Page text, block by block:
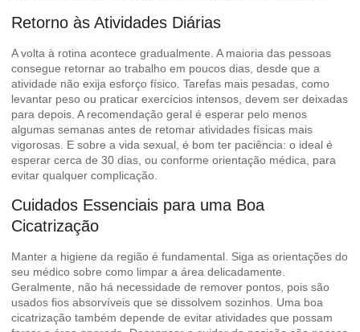
Retorno às Atividades Diárias
A volta à rotina acontece gradualmente. A maioria das pessoas
consegue retornar ao trabalho em poucos dias, desde que a
atividade não exija esforço físico. Tarefas mais pesadas, como
levantar peso ou praticar exercícios intensos, devem ser deixadas
para depois. A recomendação geral é esperar pelo menos
algumas semanas antes de retomar atividades físicas mais
vigorosas. E sobre a vida sexual, é bom ter paciência: o ideal é
esperar cerca de 30 dias, ou conforme orientação médica, para
evitar qualquer complicação.
Cuidados Essenciais para uma Boa
Cicatrização
Manter a higiene da região é fundamental. Siga as orientações do
seu médico sobre como limpar a área delicadamente.
Geralmente, não há necessidade de remover pontos, pois são
usados fios absorvíveis que se dissolvem sozinhos. Uma boa
cicatrização também depende de evitar atividades que possam